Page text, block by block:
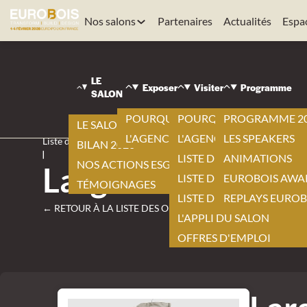
Nos salons Partenaires Actualités
EUROBOIS
Visiter
Liste des offres
|
Largeot lin
← RETOUR À LA LISTE DES OFFRES
LE
SALON
LE SALON 2026
BILAN 2026
NOS ACTIONS ESG
TÉMOIGNAGES
Exposer
POURQUOI EXPOSER ?
L'AGENCEMENT BY EUROBOIS
Visiter
POURQUOI VISITER ?
L'AGENCEMENT BY
LISTE DES EXPOSANTS
LISTE DES NOUVEAUTÉS
LISTE DES PRODUITS
L'APPLI DU SALON
OFFRES D'EMPLOI
Programme
PROGRAMME
LES SPEAKERS
ANIMATIONS
EUROBOIS
REPLAYS